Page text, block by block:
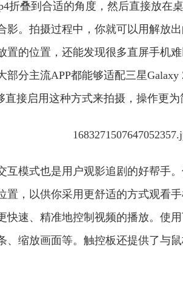
折叠到合适的角度，然后直接放在
。拍摄过程中，你就可以用解放出
置的位置，还能发现很多直屏手机
部分主流APP都能够适配三星
接启用这种方式来拍摄，操作更为
互模式也是用户观影追剧的好帮手
置，以供你采用更舒适的方式观看
快速、精准地控制视频的播放。使
、缩放画面等。触控板还提供了与